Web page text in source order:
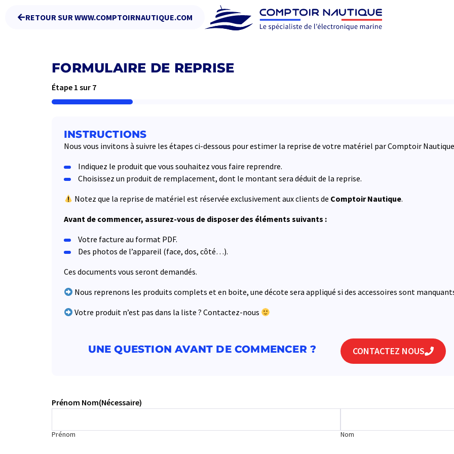
RETOUR SUR WWW.COMPTOIRNAUTIQUE.COM
FORMULAIRE DE REPRISE
Étape 1 sur 7
14%
INSTRUCTIONS
Nous vous invitons à suivre les étapes ci-dessous pour estimer la reprise de votre matériel par Comptoir
Indiquez le produit que vous souhaitez vous faire reprendre.
Choisissez un produit de remplacement, dont le montant sera déduit de la reprise.
Notez que la reprise de matériel est réservée exclusivement aux clients de Comptoir Nautique.
Avant de commencer, assurez-vous de disposer des éléments suivants :
Votre facture au format PDF.
Des photos de l’appareil (face, dos, côté…).
Ces documents vous seront demandés.
Nous reprenons les produits complets et en boite, une décote sera appliqué si des accessoires sont
Votre produit n’est pas dans la liste ? Contactez-nous
UNE QUESTION AVANT DE COMMENCER ? CONTACTEZ NOUS
Prénom Nom(Nécessaire)
Prénom Nom